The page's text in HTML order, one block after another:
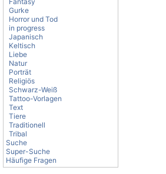
Gurke
Horror und Tod
in progress
Japanisch
Keltisch
Liebe
Natur
Porträt
Religiös
Schwarz-Weiß
Tattoo-Vorlagen
Text
Tiere
Traditionell
Tribal
Suche
Super-Suche
Häufige Fragen